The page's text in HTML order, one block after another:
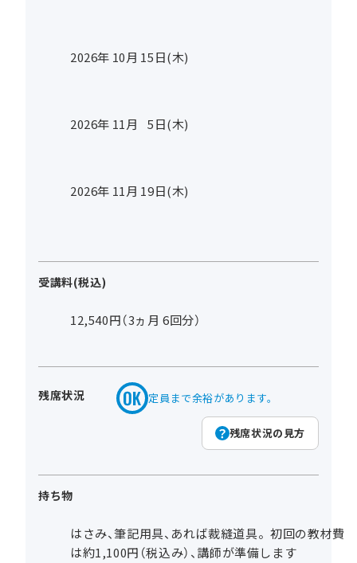
2026年 10月 15日(木)
2026年 11月 5日(木)
2026年 11月 19日(木)
受講料(税込)
12,540円（3ヵ月 6回分）
残席状況 定員まで余裕があります。
残席状況の見方
持ち物
はさみ、筆記用具、あれば裁縫道具。初回の教材費
は約1,100円（税込み）、講師が準備します